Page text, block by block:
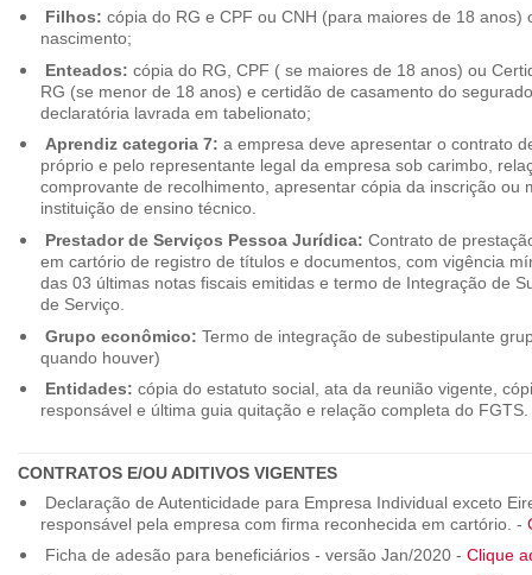
Filhos: cópia do RG e CPF ou CNH (para maiores de 18 anos)
nascimento;
Enteados: cópia do RG, CPF ( se maiores de 18 anos) ou
RG (se menor de 18 anos) e certidão de casamento do
declaratória lavrada em tabelionato;
Aprendiz categoria 7: a empresa deve apresentar o contrato
próprio e pelo representante legal da empresa sob carimbo,
comprovante de recolhimento, apresentar cópia da inscrição ou
instituição de ensino técnico.
Prestador de Serviços Pessoa Jurídica: Contrato de
em cartório de registro de títulos e documentos, com vigência
das 03 últimas notas fiscais emitidas e termo de Integração de
de Serviço.
Grupo econômico: Termo de integração de subestipulante
quando houver)
Entidades: cópia do estatuto social, ata da reunião vigente,
responsável e última guia quitação e relação completa do FGTS.
CONTRATOS E/OU ADITIVOS VIGENTES
Declaração de Autenticidade para Empresa Individual exceto
responsável pela empresa com firma reconhecida em cartório. -
Ficha de adesão para beneficiários - versão Jan/2020 - Clique